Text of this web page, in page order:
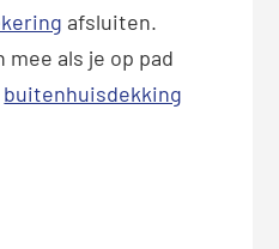
afsluiten.
mee als je op pad
buitenhuisdekking